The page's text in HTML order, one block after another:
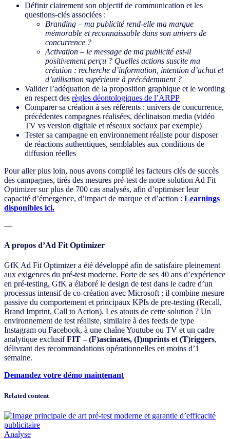
Définir clairement son objectif de communication et les
questions-clés associées :
Branding – ma publicité rend-elle ma marque
mémorable et reconnaissable dans son univers de
concurrence ?
Activation – le message de ma publicité est-il
positivement perçu ? Quelles actions suscite ma
création : recherche d’information, intention d’achat et
d’utilisation supérieure à précédemment ?
Valider l’adéquation de la proposition graphique et le wording
en respect des règles déontologiques de l’ARPP
Comparer sa création à ses référents : univers de concurrence,
précédentes campagnes réalisées, déclinaison media (vidéo
TV vs version digitale et réseaux sociaux par exemple)
Tester sa campagne en environnement réaliste pour disposer
de réactions authentiques, semblables aux conditions de
diffusion réelles
Pour aller plus loin, nous avons compilé les facteurs clés de succès
des campagnes, tirés des mesures pré-test de notre solution Ad Fit
Optimizer sur plus de 700 cas analysés, afin d’optimiser leur
capacité d’émergence, d’impact de marque et d’action : Learnings
disponibles ici.
—
A propos d’Ad Fit Optimizer
GfK Ad Fit Optimizer a été développé afin de satisfaire pleinement
aux exigences du pré-test moderne. Forte de ses 40 ans d’expérience
en pré-testing, GfK a élaboré le design de test dans le cadre d’un
processus intensif de co-création avec Microsoft ; il combine mesure
passive du comportement et principaux KPIs de pre-testing (Recall,
Brand Imprint, Call to Action). Les atouts de cette solution ? Un
environnement de test réaliste, similaire à des feeds de type
Instagram ou Facebook, à une chaîne Youtube ou TV et un cadre
analytique exclusifFIT – (F)ascinates, (I)mprints et (T)riggers,
délivrant des recommandations opérationnelles en moins d’1
semaine.
Demandez votre démo maintenant
Related content
Analyse